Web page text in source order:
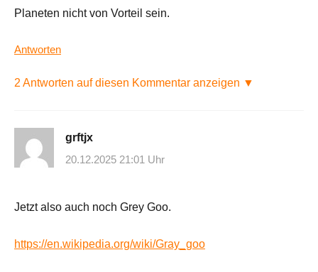
Planeten nicht von Vorteil sein.
Antworten
2 Antworten auf diesen Kommentar anzeigen ▼
grftjx
20.12.2025 21:01 Uhr
Jetzt also auch noch Grey Goo.
https://en.wikipedia.org/wiki/Gray_goo